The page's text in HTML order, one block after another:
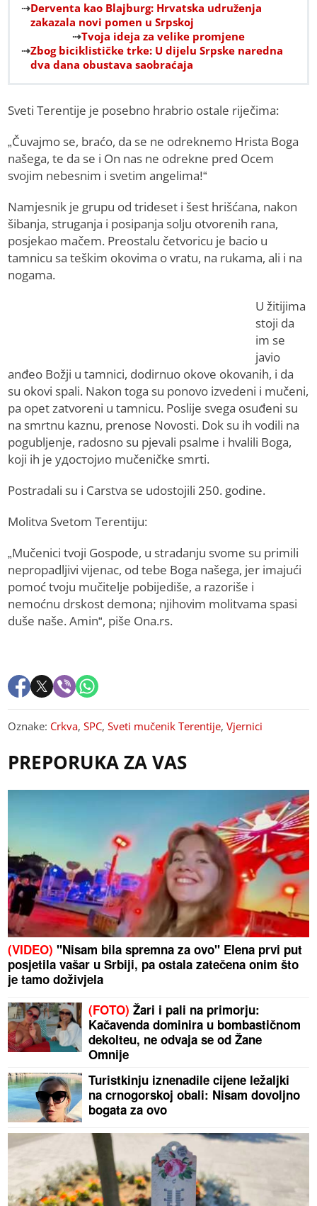
Derventa kao Blajburg: Hrvatska udruženja
zakazala novi pomen u Srpskoj
Tvoja ideja za velike promjene
Zbog biciklističke trke: U dijelu Srpske naredna
dva dana obustava saobraćaja
Sveti Terentije je posebno hrabrio ostale riječima:
„Čuvajmo se, braćo, da se ne odreknemo Hrista Boga
našega, te da se i On nas ne odrekne pred Ocem
svojim nebesnim i svetim angelima!“
Namjesnik je grupu od trideset i šest hrišćana, nakon
šibanja, struganja i posipanja solju otvorenih rana,
posjekao mačem. Preostalu četvoricu je bacio u
tamnicu sa teškim okovima o vratu, na rukama, ali i na
nogama.
U žitijima
stoji da
im se
javio
anđeo Božji u tamnici, dodirnuo okove okovanih, i da
su okovi spali. Nakon toga su ponovo izvedeni i mučeni,
pa opet zatvoreni u tamnicu. Poslije svega osuđeni su
na smrtnu kaznu, prenose Novosti. Dok su ih vodili na
pogubljenje, radosno su pjevali psalme i hvalili Boga,
koji ih je удостојио mučeničke smrti.
Postradali su i Carstva se udostojili 250. godine.
Molitva Svetom Terentiju:
„Mučenici tvoji Gospode, u stradanju svome su primili
nepropadljivi vijenac, od tebe Boga našega, jer imajući
pomoć tvoju mučitelje pobijediše, a razoriše i
nemoćnu drskost demona; njihovim molitvama spasi
duše naše. Amin“, piše Ona.rs.
Oznake: Crkva,SPC,Sveti mučenik Terentije,Vjernici
PREPORUKA ZA VAS
(VIDEO) "Nisam bila spremna za ovo" Elena prvi put
posjetila vašar u Srbiji, pa ostala zatečena onim što
je tamo doživjela
(FOTO) Žari i pali na primorju:
Kačavenda dominira u bombastičnom
dekolteu, ne odvaja se od Žane
Omnije
Turistkinju iznenadile cijene ležaljki
na crnogorskoj obali: Nisam dovoljno
bogata za ovo